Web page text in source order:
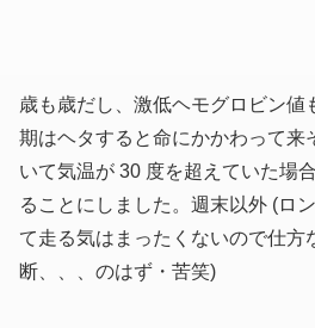
歳も歳だし、激低ヘモグロビン値
期はヘタすると命にかかわって来
いて気温が 30 度を超えていた場
ることにしました。週末以外 (ロ
て走る気はまったくないので仕方
断、、、のはず・苦笑)